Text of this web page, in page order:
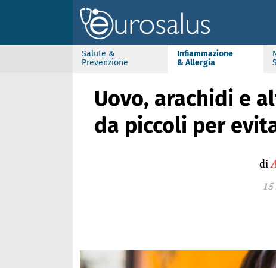
Salute &
Prevenzione
Infiammazione
& Allergia
Uovo, arachidi e
da piccoli per
di